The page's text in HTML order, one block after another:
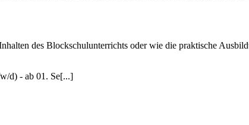
des Blockschulunterrichts oder wie die praktische
d) - ab 01. Se[...]